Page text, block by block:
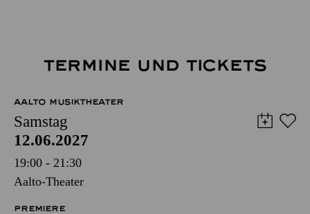
TERMINE UND TICKETS
AALTO MUSIKTHEATER
Samstag
12.06.2027
19:00 - 21:30
Aalto-Theater
PREMIERE